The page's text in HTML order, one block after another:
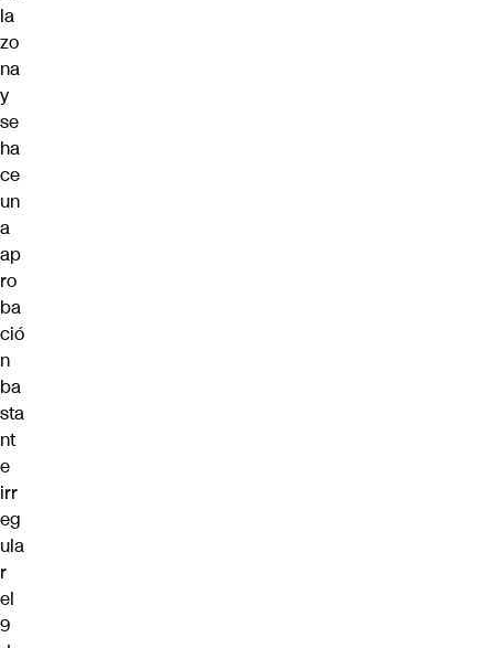
la
zo
na
y
se
ha
ce
un
a
ap
ro
ba
ció
n
ba
sta
nt
e
irr
eg
ula
r
el
9